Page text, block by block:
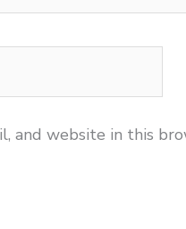
and website in this